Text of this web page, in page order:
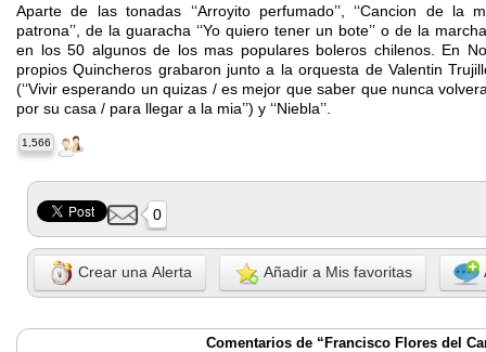
Aparte de las tonadas ‘‘Arroyito perfumado’’, ‘‘Cancion de la
patrona’’, de la guaracha ‘‘Yo quiero tener un bote’’ o de la
en los 50 algunos de los mas populares boleros chilenos. En
propios Quincheros grabaron junto a la orquesta de Valentin
(‘‘Vivir esperando un quizas / es mejor que saber que nunca
por su casa / para llegar a la mia’’) y ‘‘Niebla’’.
1,566
0
Crear una Alerta Añadir a Mis favoritas
Comentarios de “Francisco Flores del